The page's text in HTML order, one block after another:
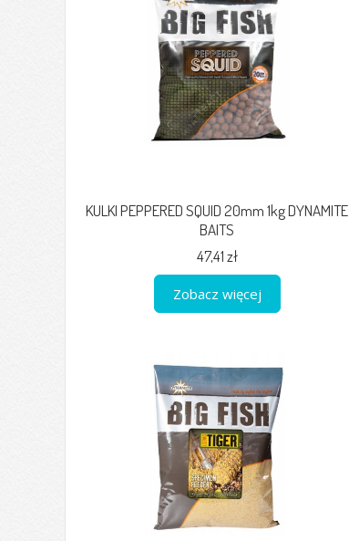
KULKI PEPPERED SQUID 20mm 1kg DYNAMITE
BAITS
47,41 zł
Zobacz więcej